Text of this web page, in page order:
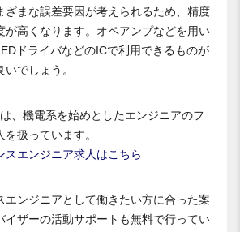
ざまな誤差要因が考えられるため、精度
が高くなります。オペアンプなどを用い
ドライバなどのICで利用できるものが
でしょう。
、機電系を始めとしたエンジニアのフ
扱っています。
スエンジニア求人はこちら
エンジニアとして働きたい方に合った案
イザーの活動サポートも無料で行ってい